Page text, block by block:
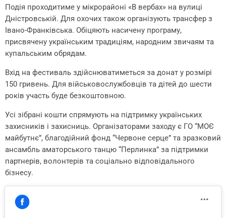
Подія проходитиме у мікрорайоні «В вербах» на вулиці
Дністровській. Для охочих також організують трансфер з
Івано-Франківська. Обіцяють насичену програму,
присвячену українським традиціям, народним звичаям та
купальським обрядам.
Вхід на фестиваль здійснюватиметься за донат у розмірі
150 гривень. Для військовослужбовців та дітей до шести
років участь буде безкоштовною.
Усі зібрані кошти спрямують на підтримку українських
захисників і захисниць. Організаторами заходу є ГО “МОЄ
майбутнє”, благодійний фонд “Червоне серце” та зразковий
ансамбль аматорського танцю “Перлинка” за підтримки
партнерів, волонтерів та соціально відповідального
бізнесу.